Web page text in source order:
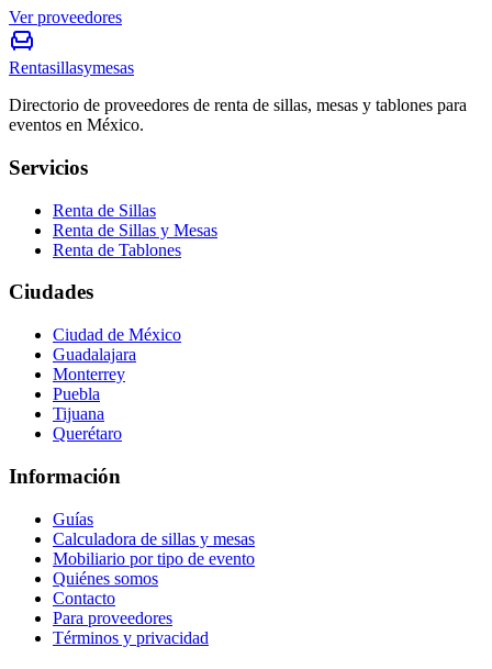
Ver proveedores
Rentasillasymesas
Directorio de proveedores de renta de sillas, mesas y tablones para
eventos en México.
Servicios
Renta de Sillas
Renta de Sillas y Mesas
Renta de Tablones
Ciudades
Ciudad de México
Guadalajara
Monterrey
Puebla
Tijuana
Querétaro
Información
Guías
Calculadora de sillas y mesas
Mobiliario por tipo de evento
Quiénes somos
Contacto
Para proveedores
Términos y privacidad